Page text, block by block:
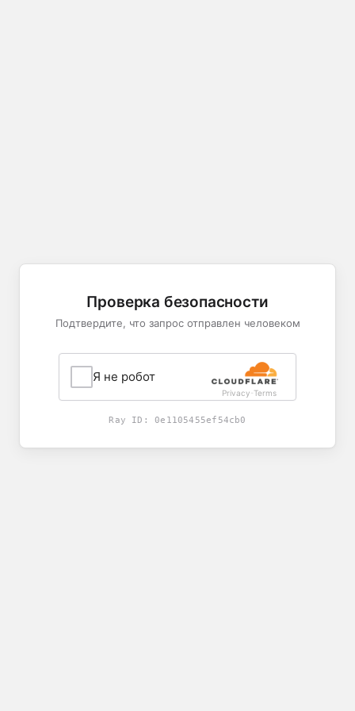
Проверка безопасности
Подтвердите, что запрос отправлен человеком
Я не робот
Privacy-Terms
Ray ID: 0e1105455ef54cb0